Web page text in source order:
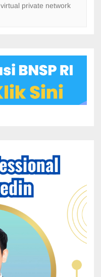
virtual private network